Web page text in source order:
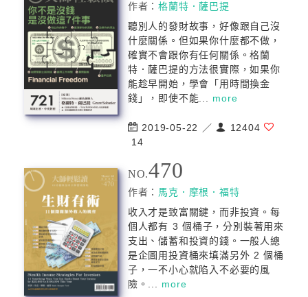
作者：格蘭特．薩巴提
聽別人的發財故事，好像跟自己沒
什麼關係。但如果你什麼都不做，
確實不會跟你有任何關係。格蘭
特．薩巴提的方法很實際，如果你
能趁早開始，學會「用時間換金
錢」，即使不能... more
2019-05-22 ／
12404
14
NO.470
作者： 馬克．摩根．福特
收入才是致富關鍵，而非投資。每
個人都有 3 個桶子，分別裝著用來
支出、儲蓄和投資的錢。一般人總
是企圖用投資桶來填滿另外 2 個桶
子，一不小心就陷入不必要的風
險。... more